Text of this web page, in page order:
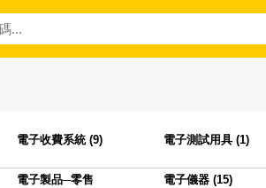
電子收費系統 (9) 電子測試用具 (1)
電子製品─零售
電子儀器 (15)